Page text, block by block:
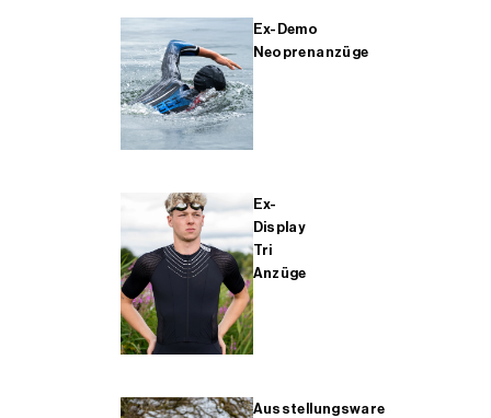
Ex-Demo
Neoprenanzüge
Ex-
Display
Tri
Anzüge
Ausstellungsware